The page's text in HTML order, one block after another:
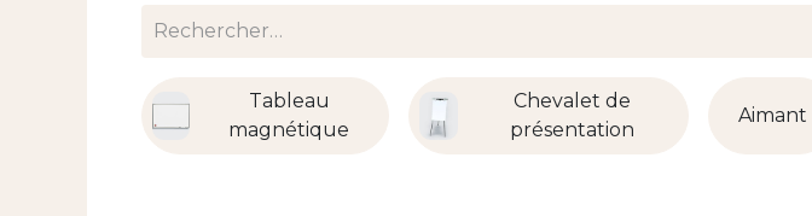
Tableau
magnétique
Chevalet de
présentation
Aimant